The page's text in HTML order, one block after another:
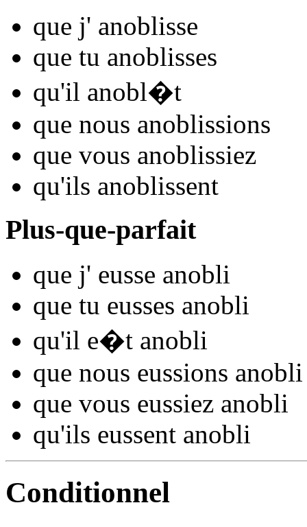
que j' anoblisse
que tu anoblisses
qu'il anobl�t
que nous anoblissions
que vous anoblissiez
qu'ils anoblissent
Plus-que-parfait
que j' eusse anobli
que tu eusses anobli
qu'il e�t anobli
que nous eussions anobli
que vous eussiez anobli
qu'ils eussent anobli
Conditionnel